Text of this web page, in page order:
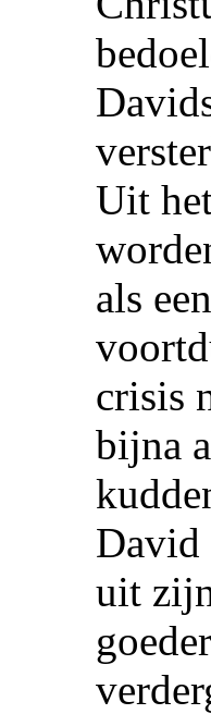
Uit
als
crisis
bijna
David
uit